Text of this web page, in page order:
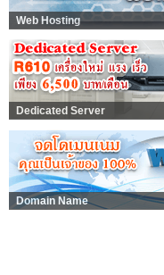
Web Hosting
Dedicated Server
Domain Name